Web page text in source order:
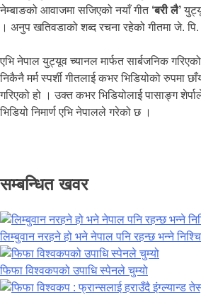
नेम्बाङको आवाजमा सजिएको नयाँ गीत‘बरी लै’
। अनुप खतिवडाको शब्द रचना रहेको गीतमा जे.
एभि नेपाल युट्यूव च्यानल मार्फत सार्बजनिक
निकैनै मर्म स्पर्शी गीतलाई कभर भिडियोको रुपमा
गरिएको हो । उक्त कभर भिडियोलाई पासाङ्ग
भिडियो निमार्ण एभि नेपालले गरेको छ ।
सम्बन्धित खवर
लिम्बुवान नरहने हो भने नेपाल पनि रहन्छ भन्ने
फिफा विश्वकपको उपाधि स्पेनले चुम्यो